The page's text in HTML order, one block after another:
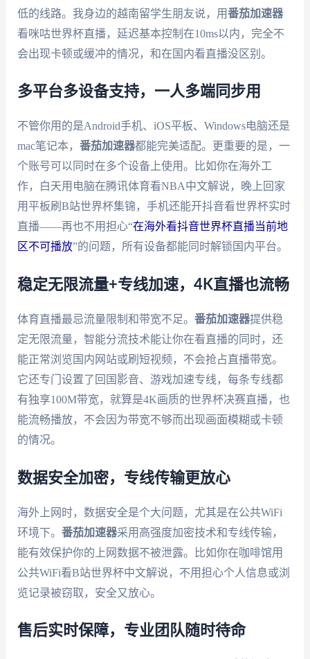
低的线路。我身边的越南留学生朋友说，用番茄加速器
看咪咕世界杯直播，延迟基本控制在10ms以内，完全不
会出现卡顿或缓冲的情况，和在国内看直播没区别。
多平台多设备支持，一人多端同步用
不管你用的是Android手机、iOS平板、Windows电脑还是
mac笔记本， 番茄加速器都能完美适配。更重要的是，一
个账号可以同时在多个设备上使用。比如你在海外工
作，白天用电脑在腾讯体育看NBA中文解说，晚上回家
用平板刷B站世界杯集锦，手机还能开抖音看世界杯实时
直播——再也不用担心“在海外看抖音世界杯直播当前地
区不可播放”的问题，所有设备都能同时解锁国内平台。
稳定无限流量+专线加速，4K直播也流畅
体育直播最忌流量限制和带宽不足。 番茄加速器提供稳
定无限流量，智能分流技术能让你在看直播的同时，还
能正常浏览国内网站或刷短视频，不会抢占直播带宽。
它还专门设置了回国影音、游戏加速专线，每条专线都
有独享100M带宽，就算是4K画质的世界杯决赛直播，也
能流畅播放，不会因为带宽不够而出现画面模糊或卡顿
的情况。
数据安全加密，专线传输更放心
海外上网时，数据安全是个大问题，尤其是在公共WiFi
环境下。 番茄加速器采用高强度加密技术和专线传输，
能有效保护你的上网数据不被泄露。比如你在咖啡馆用
公共WiFi看B站世界杯中文解说，不用担心个人信息或浏
览记录被窃取，安全又放心。
售后实时保障，专业团队随时待命